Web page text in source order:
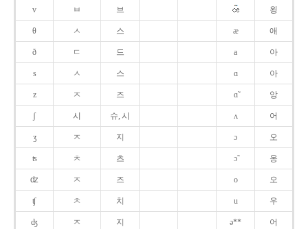
v ㅂ 브 욍
θ ㅅ 스 æ 애
ð ㄷ 드 a 아
s ㅅ 스 ɑ 아
z ㅈ 즈 ɑ̃ 앙
ʃ 시 슈, 시 ʌ 어
ʒ ㅈ 지 ɔ 오
ʦ ㅊ 츠 ɔ̃ 옹
ʣ ㅈ 즈 o 오
ʧ ㅊ 치 u 우
ʤ ㅈ 지 ə** 어